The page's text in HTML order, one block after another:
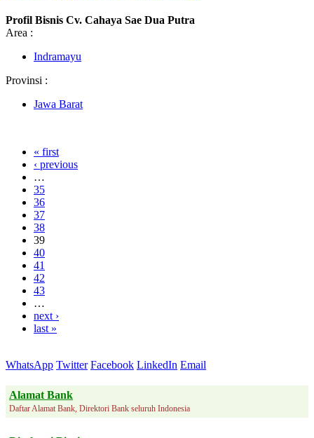
Profil Bisnis Cv. Cahaya Sae Dua Putra
Area :
Indramayu
Provinsi :
Jawa Barat
« first
‹ previous
…
35
36
37
38
39
40
41
42
43
…
next ›
last »
WhatsApp Twitter Facebook LinkedIn Email
Alamat Bank
Daftar Alamat Bank, Direktori Bank seluruh Indonesia